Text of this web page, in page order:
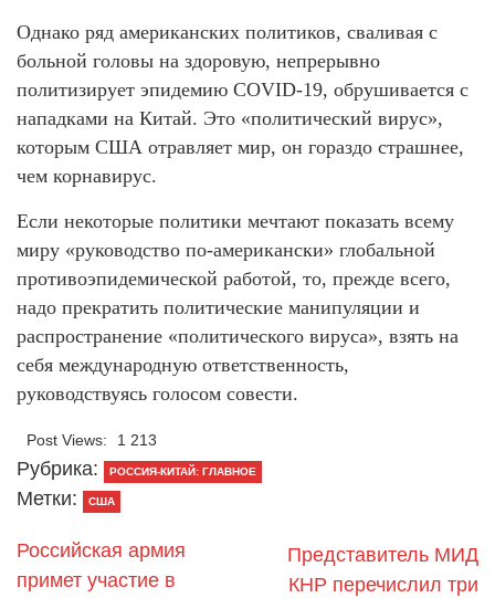
Однако ряд американских политиков, сваливая с
больной головы на здоровую, непрерывно
политизирует эпидемию COVID-19, обрушивается с
нападками на Китай. Это «политический вирус»,
которым США отравляет мир, он гораздо страшнее,
чем корнавирус.
Если некоторые политики мечтают показать всему
миру «руководство по-американски» глобальной
противоэпидемической работой, то, прежде всего,
надо прекратить политические манипуляции и
распространение «политического вируса», взять на
себя международную ответственность,
руководствуясь голосом совести.
Post Views: 1 213
Рубрика: РОССИЯ-КИТАЙ: ГЛАВНОЕ
Метки: США
Российская армия
примет участие в
Представитель МИД
КНР перечислил три